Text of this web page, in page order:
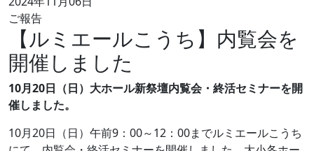
ご報告
【ルミエールこうち】内覧会を
開催しました
10月20日（日）大ホール新祭壇内覧会・終活セミナーを開
催しました。
10月20日（日）午前9：00～12：00までルミエールこうち